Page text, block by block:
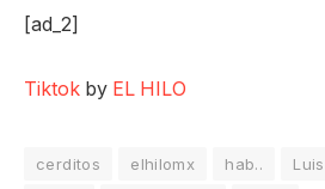
[ad_2]
Tiktok by EL HILO
cerditos elhilomx hab.. Luis